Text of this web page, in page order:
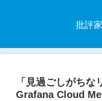
批評
「見過ごしがち
Grafana Cloud